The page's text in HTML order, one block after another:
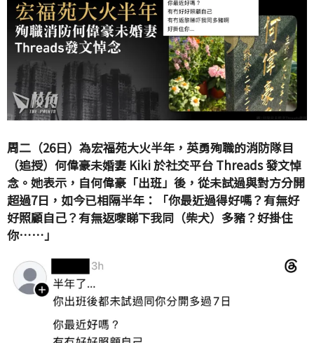
周二（26日）為宏福苑大火半年，英勇殉職的消防隊目
（追授）何偉豪未婚妻 Kiki 於社交平台 Threads 發文悼
念。她表示，自何偉豪「出班」後，從未試過與對方分開
超過7日，如今已相隔半年：「你最近過得好嗎？有無好
好照顧自己？有無返嚟睇下我同（柴犬）多豬？好掛住
你……」